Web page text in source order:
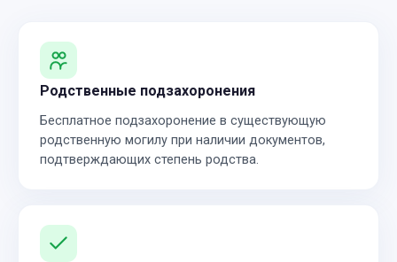
Родственные подзахоронения
Бесплатное подзахоронение в существующую
родственную могилу при наличии документов,
подтверждающих степень родства.